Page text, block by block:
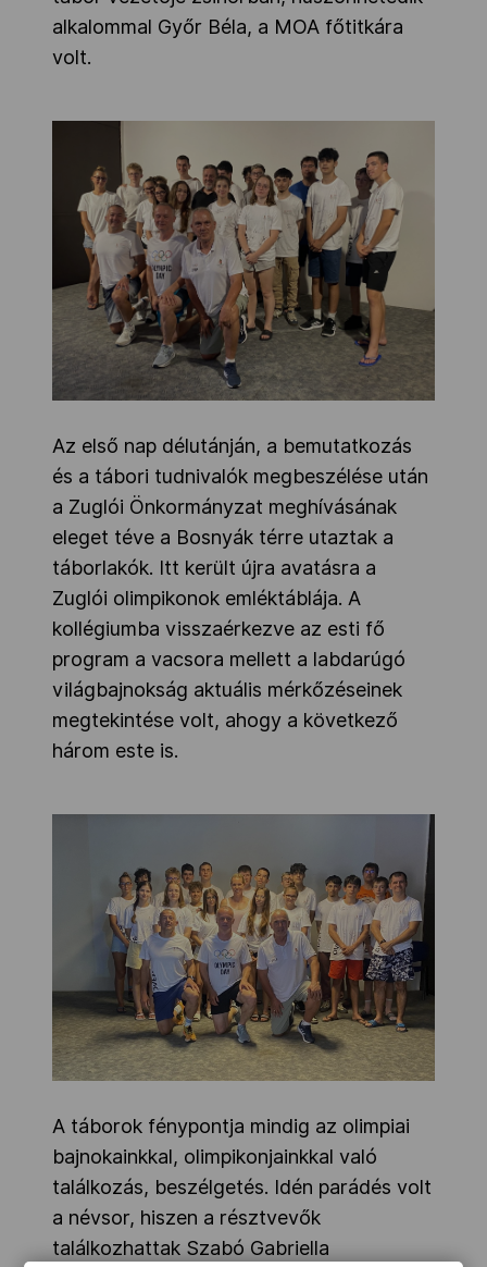
alkalommal Győr Béla, a MOA főtitkára
volt.
Az első nap délutánján, a bemutatkozás
és a tábori tudnivalók megbeszélése után
a Zuglói Önkormányzat meghívásának
eleget téve a Bosnyák térre utaztak a
táborlakók. Itt került újra avatásra a
Zuglói olimpikonok emléktáblája. A
kollégiumba visszaérkezve az esti fő
program a vacsora mellett a labdarúgó
világbajnokság aktuális mérkőzéseinek
megtekintése volt, ahogy a következő
három este is.
A táborok fénypontja mindig az olimpiai
bajnokainkkal, olimpikonjainkkal való
találkozás, beszélgetés. Idén parádés volt
a névsor, hiszen a résztvevők
találkozhattak Szabó Gabriella